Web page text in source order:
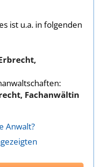
ist u.a. in folgenden
Fachanwältin
Anwalt?